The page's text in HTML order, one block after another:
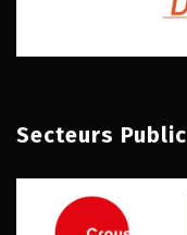
Secteurs Public